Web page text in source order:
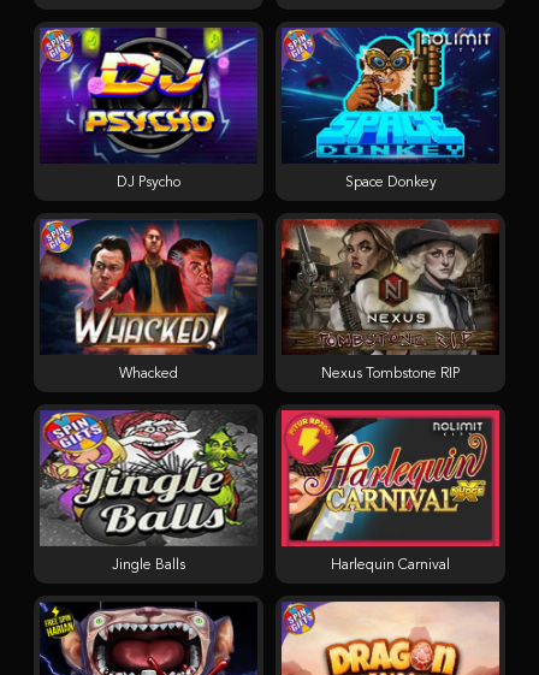
Nexus Tombstone RIP
Space Donkey
DJ Psycho
Whacked
Jingle Balls Harlequin Carnival